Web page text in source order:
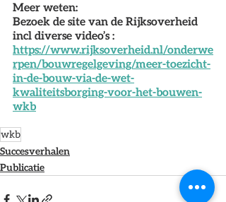
Meer weten:
Bezoek de site van de Rijksoverheid
incl diverse video’s :
https://www.rijksoverheid.nl/onderwe
rpen/bouwregelgeving/meer-toezicht-
in-de-bouw-via-de-wet-
kwaliteitsborging-voor-het-bouwen-
wkb
wkb
Succesverhalen
Publicatie